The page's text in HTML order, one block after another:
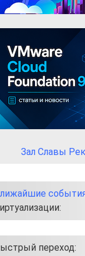
Зал Славы
переход: